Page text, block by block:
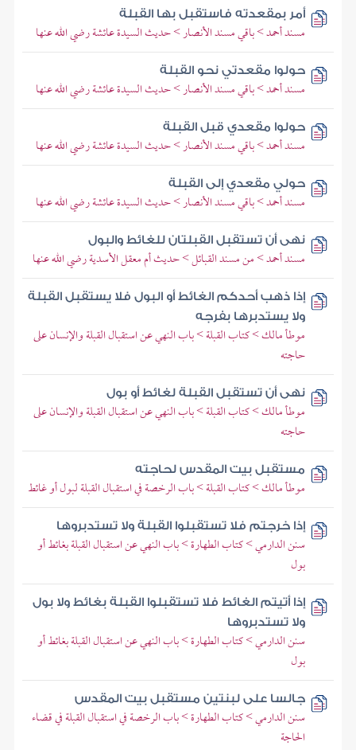
أمر بمقعدته فاستقبل بها القبلة
مسند أحمد > باقي مسند الأنصار > حديث السيدة عائشة رضي الله عنها
حولوا مقعدتي نحو القبلة
مسند أحمد > باقي مسند الأنصار > حديث السيدة عائشة رضي الله عنها
حولوا مقعدي قبل القبلة
مسند أحمد > باقي مسند الأنصار > حديث السيدة عائشة رضي الله عنها
حولي مقعدي إلى القبلة
مسند أحمد > باقي مسند الأنصار > حديث السيدة عائشة رضي الله عنها
نهى أن تستقبل القبلتان للغائط والبول
مسند أحمد > من مسند القبائل > حديث أم معقل الأسدية رضي الله عنها
إذا ذهب أحدكم الغائط أو البول فلا يستقبل القبلة
ولا يستدبرها بفرجه
موطأ مالك > كتاب القبلة > باب النهي عن استقبال القبلة والإنسان على
حاجته
نهى أن تستقبل القبلة لغائط أو بول
موطأ مالك > كتاب القبلة > باب النهي عن استقبال القبلة والإنسان على
حاجته
مستقبل بيت المقدس لحاجته
موطأ مالك > كتاب القبلة > باب الرخصة في استقبال القبلة لبول أو غائط
إذا خرجتم فلا تستقبلوا القبلة ولا تستدبروها
سنن الدارمي > كتاب الطهارة > باب النهي عن استقبال القبلة بغائط أو
بول
إذا أتيتم الغائط فلا تستقبلوا القبلة بغائط ولا بول
ولا تستدبروها
سنن الدارمي > كتاب الطهارة > باب النهي عن استقبال القبلة بغائط أو
بول
جالسا على لبنتين مستقبل بيت المقدس
سنن الدارمي > كتاب الطهارة > باب الرخصة في استقبال القبلة في قضاء
الحاجة